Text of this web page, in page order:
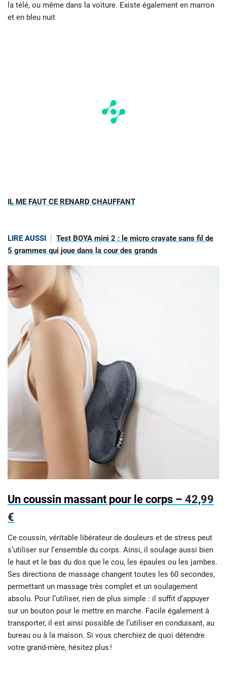
la télé, ou même dans la voiture. Existe également en marron
et en bleu nuit
IL ME FAUT CE RENARD CHAUFFANT
LIRE AUSSI
Test BOYA mini 2 : le micro cravate sans fil de
5 grammes qui joue dans la cour des grands
Un coussin massant pour le corps – 42,99
€
Ce coussin, véritable libérateur de douleurs et de stress peut
s’utiliser sur l’ensemble du corps. Ainsi, il soulage aussi bien
le haut et le bas du dos que le cou, les épaules ou les jambes.
Ses directions de massage changent toutes les 60 secondes,
permettant un massage très complet et un soulagement
absolu. Pour l’utiliser, rien de plus simple : il suffit d’appuyer
sur un bouton pour le mettre en marche. Facile également à
transporter, il est ainsi possible de l’utiliser en conduisant, au
bureau ou à la maison. Si vous cherchiez de quoi détendre
votre grand-mère, hésitez plus !